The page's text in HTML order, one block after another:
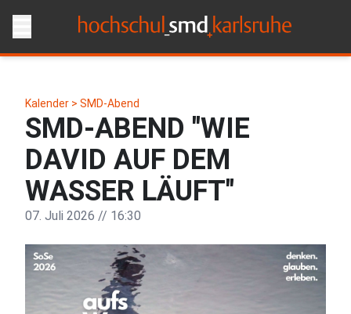
Kalender > SMD-Abend
SMD-ABEND "WIE
DAVID AUF DEM
WASSER LÄUFT"
07. Juli 2026 // 16:30